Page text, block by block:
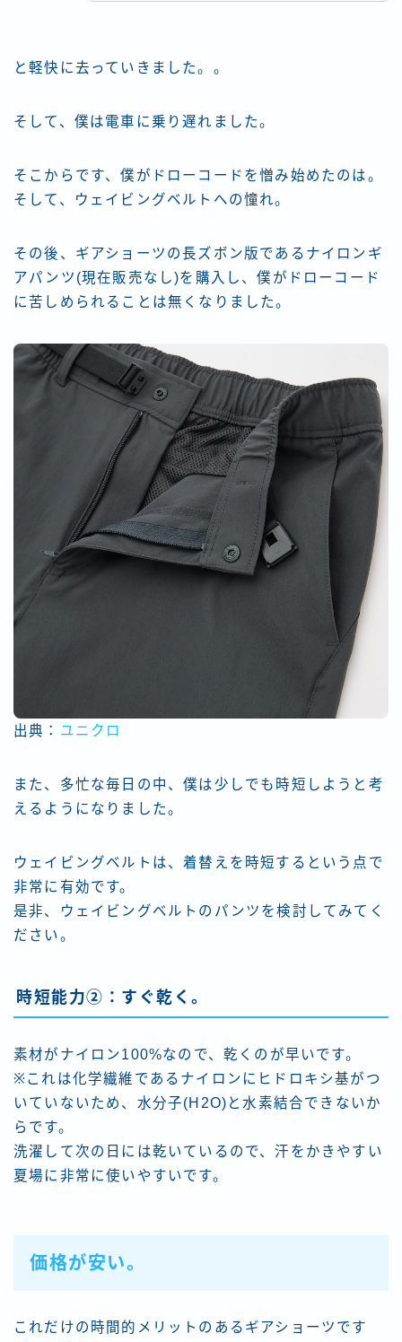
と軽快に去っていきました。。
そして、僕は電車に乗り遅れました。
そこからです、僕がドローコードを憎み始めたのは。
そして、ウェイビングベルトへの憧れ。
その後、ギアショーツの長ズボン版であるナイロンギ
アパンツ(現在販売なし)を購入し、僕がドローコード
に苦しめられることは無くなりました。
出典： ユニクロ
また、多忙な毎日の中、僕は少しでも時短しようと考
えるようになりました。
ウェイビングベルトは、着替えを時短するという点で
非常に有効です。
是非、ウェイビングベルトのパンツを検討してみてく
ださい。
時短能力②：すぐ乾く。
素材がナイロン100%なので、乾くのが早いです。
※これは化学繊維であるナイロンにヒドロキシ基がつ
いていないため、水分子(H2O)と水素結合できないか
らです。
洗濯して次の日には乾いているので、汗をかきやすい
夏場に非常に使いやすいです。
価格が安い。
これだけの時間的メリットのあるギアショーツです